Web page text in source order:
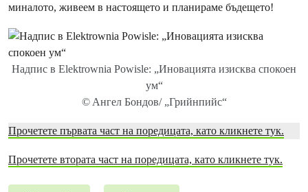
миналото, живеем в настоящето и планираме бъдещето!
Надпис в Elektrownia Powisle: „Иновацията изисква спокоен
ум“
© Aнгел Бондов/ „Грийнпийс“
Прочетете първата част на поредицата, като кликнете тук.
Прочетете втората част на поредицата, като кликнете тук.